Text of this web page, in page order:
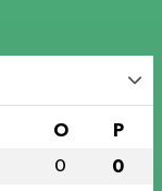
O P
0 0